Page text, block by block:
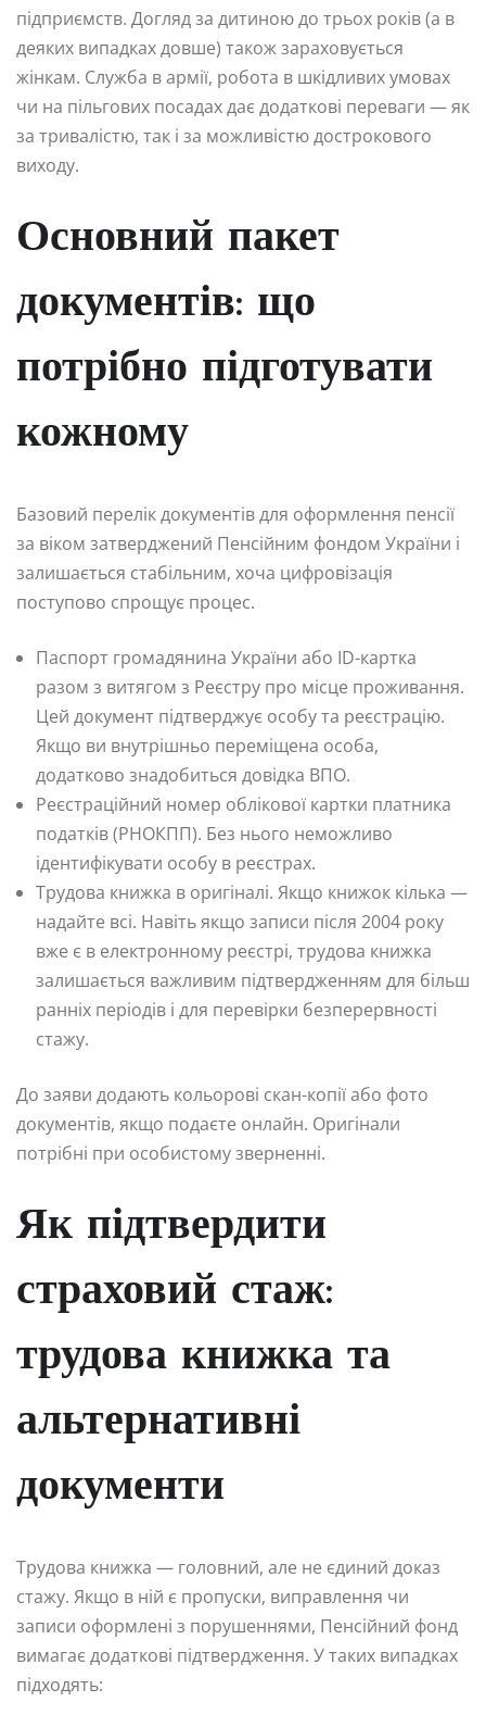
підприємств. Догляд за дитиною до трьох років (а в
деяких випадках довше) також зараховується
жінкам. Служба в армії, робота в шкідливих умовах
чи на пільгових посадах дає додаткові переваги — як
за тривалістю, так і за можливістю дострокового
виходу.
Основний пакет
документів: що
потрібно підготувати
кожному
Базовий перелік документів для оформлення пенсії
за віком затверджений Пенсійним фондом України і
залишається стабільним, хоча цифровізація
поступово спрощує процес.
Паспорт громадянина України або ID-картка
разом з витягом з Реєстру про місце проживання.
Цей документ підтверджує особу та реєстрацію.
Якщо ви внутрішньо переміщена особа,
додатково знадобиться довідка ВПО.
Реєстраційний номер облікової картки платника
податків (РНОКПП). Без нього неможливо
ідентифікувати особу в реєстрах.
Трудова книжка в оригіналі. Якщо книжок кілька —
надайте всі. Навіть якщо записи після 2004 року
вже є в електронному реєстрі, трудова книжка
залишається важливим підтвердженням для більш
ранніх періодів і для перевірки безперервності
стажу.
До заяви додають кольорові скан-копії або фото
документів, якщо подаєте онлайн. Оригінали
потрібні при особистому зверненні.
Як підтвердити
страховий стаж:
трудова книжка та
альтернативні
документи
Трудова книжка — головний, але не єдиний доказ
стажу. Якщо в ній є пропуски, виправлення чи
записи оформлені з порушеннями, Пенсійний фонд
вимагає додаткові підтвердження. У таких випадках
підходять: